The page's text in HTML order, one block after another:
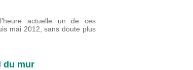
actuelle un de ces
mai 2012, sans doute plus
du mur